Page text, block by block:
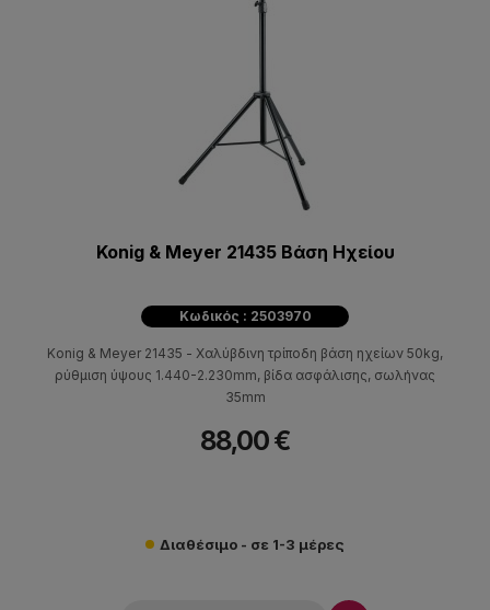
Konig & Meyer 21435 Βάση Ηχείου
Κωδικός : 2503970
Konig & Meyer 21435 - Χαλύβδινη τρίποδη βάση ηχείων 50kg,
ρύθμιση ύψους 1.440-2.230mm, βίδα ασφάλισης, σωλήνας
35mm
88,00 €
Διαθέσιμο - σε 1-3 μέρες